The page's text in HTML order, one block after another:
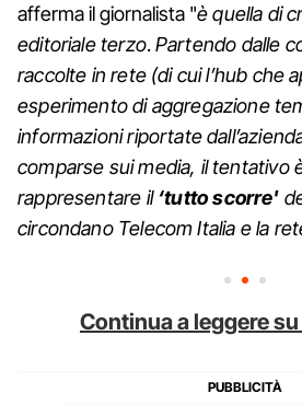
afferma il giornalista "è quella di
editoriale terzo.Partendo dalle
raccolte in rete (di cui l’hub che
esperimento di aggregazione
informazioni riportate
comparse sui media, il tentativo
rappresentare il‘tutto scorre'
circondano Telecom Italia e la
Continua a leggere